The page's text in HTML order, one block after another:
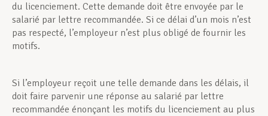
du licenciement. Cette demande doit être envoyée par le
salarié par lettre recommandée. Si ce délai d’un mois n’est
pas respecté, l’employeur n’est plus obligé de fournir les
motifs.
Si l’employeur reçoit une telle demande dans les délais, il
doit faire parvenir une réponse au salarié par lettre
recommandée énonçant les motifs du licenciement au plus